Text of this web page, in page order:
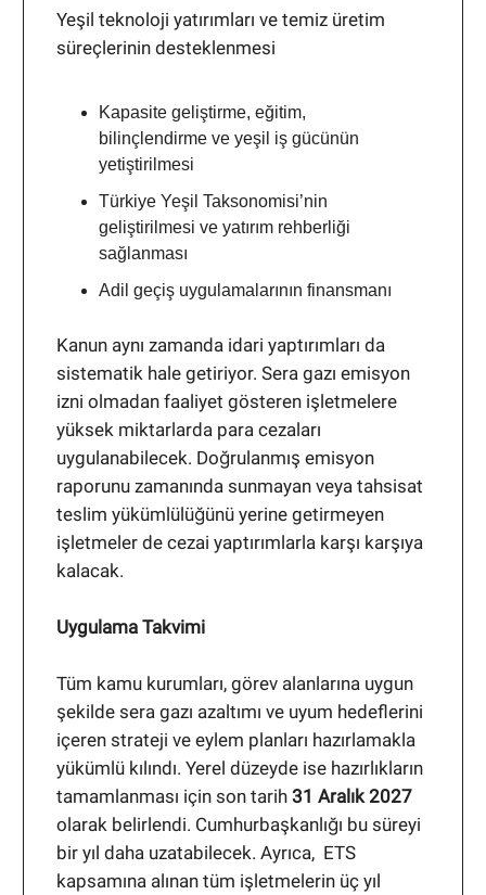
Yeşil teknoloji yatırımları ve temiz üretim
süreçlerinin desteklenmesi
Kapasite geliştirme, eğitim,
bilinçlendirme ve yeşil iş gücünün
yetiştirilmesi
Türkiye Yeşil Taksonomisi’nin
geliştirilmesi ve yatırım rehberliği
sağlanması
Adil geçiş uygulamalarının finansmanı
Kanun aynı zamanda idari yaptırımları da
sistematik hale getiriyor. Sera gazı emisyon
izni olmadan faaliyet gösteren işletmelere
yüksek miktarlarda para cezaları
uygulanabilecek. Doğrulanmış emisyon
raporunu zamanında sunmayan veya tahsisat
teslim yükümlülüğünü yerine getirmeyen
işletmeler de cezai yaptırımlarla karşı karşıya
kalacak.
Uygulama Takvimi
Tüm kamu kurumları, görev alanlarına uygun
şekilde sera gazı azaltımı ve uyum hedeflerini
içeren strateji ve eylem planları hazırlamakla
yükümlü kılındı. Yerel düzeyde ise hazırlıkların
tamamlanması için son tarih 31 Aralık 2027
olarak belirlendi. Cumhurbaşkanlığı bu süreyi
bir yıl daha uzatabilecek. Ayrıca, ETS
kapsamına alınan tüm işletmelerin üç yıl